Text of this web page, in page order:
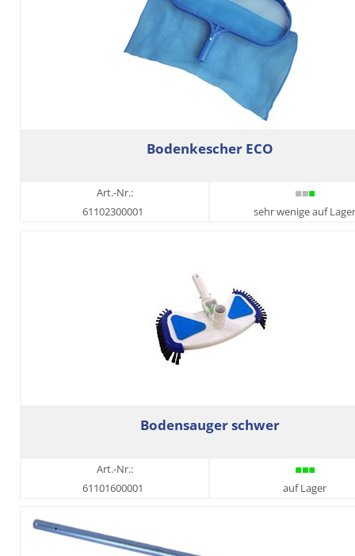
Bodenkescher ECO
Art.-Nr.:
61102300001
sehr wenige auf Lager
Bodensauger schwer
Art.-Nr.:
61101600001
auf Lager